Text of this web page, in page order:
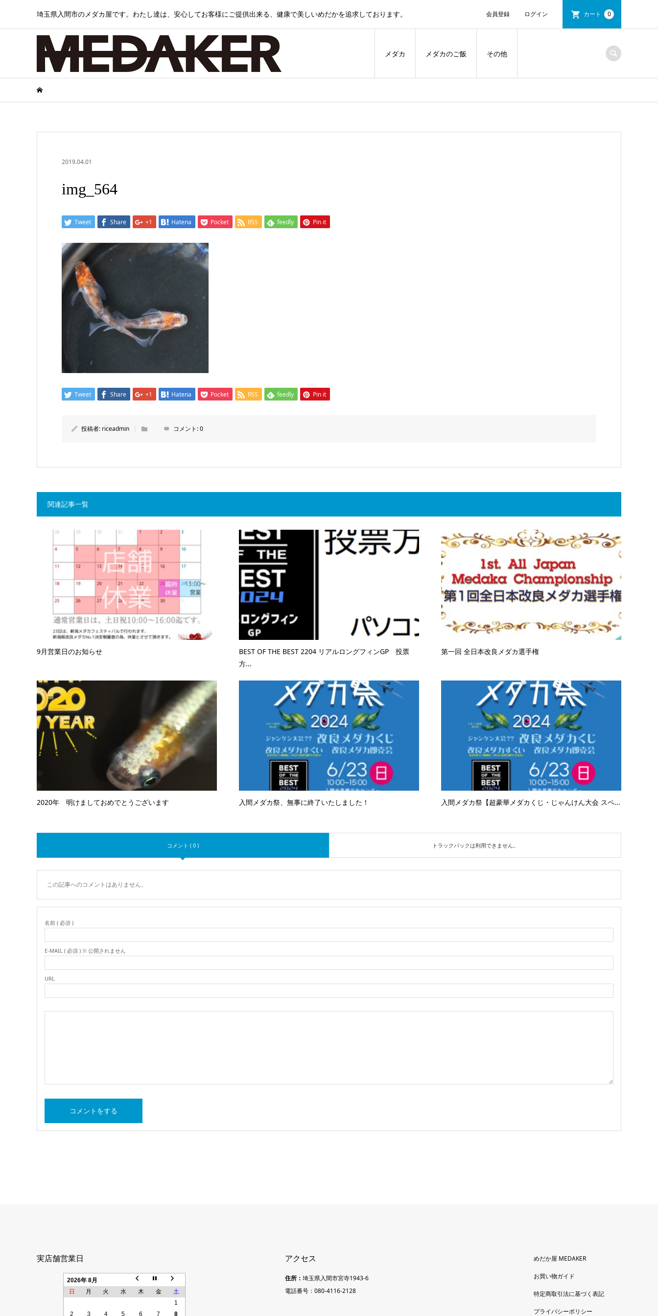
埼玉県入間市のメダカ屋です。わたし達は、安心してお客様にご提供出来る、健康で美しいめだかを追求しております。 会員登録 ログイン カート 0
メダカ メダカのご飯 その他
2019.04.01
img_564
Tweet Share +1 Hatena Pocket RSS feedly Pin it
Tweet Share +1 Hatena Pocket RSS feedly Pin it
投稿者: riceadmin コメント:0
関連記事一覧
9月営業日のお知らせ
BEST OF THE BEST 2204 リアルロングフィンGP 投票
方...
第一回 全日本改良メダカ選手権
2020年 明けましておめでとうございます 入間メダカ祭、無事に終了いたしました！ 入間メダカ祭【超豪華メダカくじ・じゃんけん大会 スペ...
コメント ( 0 ) トラックバックは利用できません。
この記事へのコメントはありません。
名前 ( 必須 )
E-MAIL ( 必須 ) ※ 公開されません
URL
実店舗営業日
2026年 8月
日
月 火 水 木 金
土
1
2
3 4 5 6 7 8
アクセス
住所：埼玉県入間市宮寺1943-6
電話番号：080-4116-2128
めだか屋 MEDAKER
お買い物ガイド
特定商取引法に基づく表記
プライバシーポリシー